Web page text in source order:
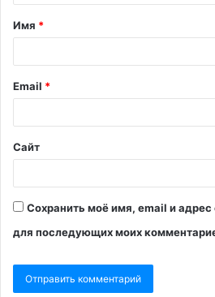
Имя *
Email *
Сайт
Сохранить моё имя, email и адрес
для последующих моих